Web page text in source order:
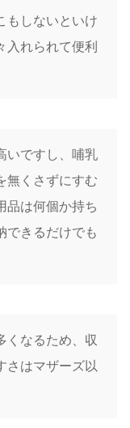
もしないといけ
入れられて便利
いですし、哺乳
無くさずにすむ
品は何個か持ち
できるだけでも
くなるため、収
さはマザーズ以